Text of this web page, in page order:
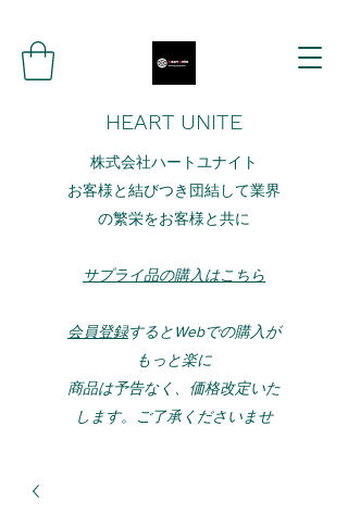
HEART UNITE
株式会社ハートユナイト
お客様と結びつき団結して業界
の繁栄をお客様と共に
サプライ品の購入はこちら
会員登録するとWebでの購入が
もっと楽に
​​商品は予告なく、価格改定いた
します。ご了承くださいませ